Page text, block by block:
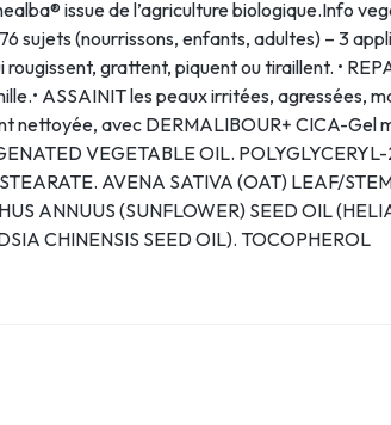
issue de l’agriculture biologique.Info
sujets (nourrissons, enfants, adultes) – 3
grattent, piquent ou tiraillent. •
ASSAINIT les peaux irritées, agressées,
nettoyée, avec DERMALIBOUR+ CICA-Gel
VEGETABLE OIL.
AVENA SATIVA (OAT) LEAF/
ANNUUS (SUNFLOWER) SEED OIL
CHINENSIS SEED OIL). TOCOPHEROL